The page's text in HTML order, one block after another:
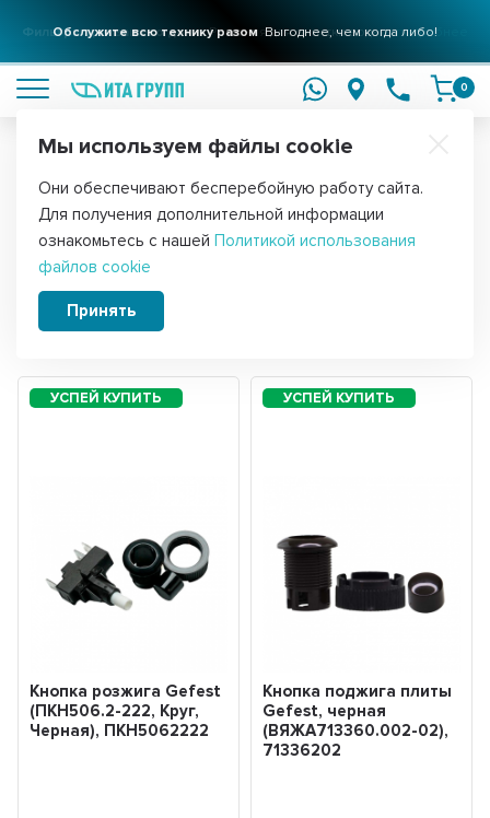
Обслужите всю технику разомВыгоднее, чем когда либо!
Фильтры для вашего домаРешения для очистки воды подробнее
0
Главная Запчасти для газовых и электрических плит Запчасти
Кнопки электроподжига плиты
Сортировать:
Кнопка розжига Gefest
(ПКН506.2-222, Круг,
Черная), ПКН5062222
Кнопка поджига плиты
Gefest, черная
(ВЯЖА713360.002-02),
71336202
Мы используем файлы cookie
Они обеспечивают бесперебойную работу сайта.
Для получения дополнительной информации
ознакомьтесь с нашей Политикой использования
файлов cookie
Принять